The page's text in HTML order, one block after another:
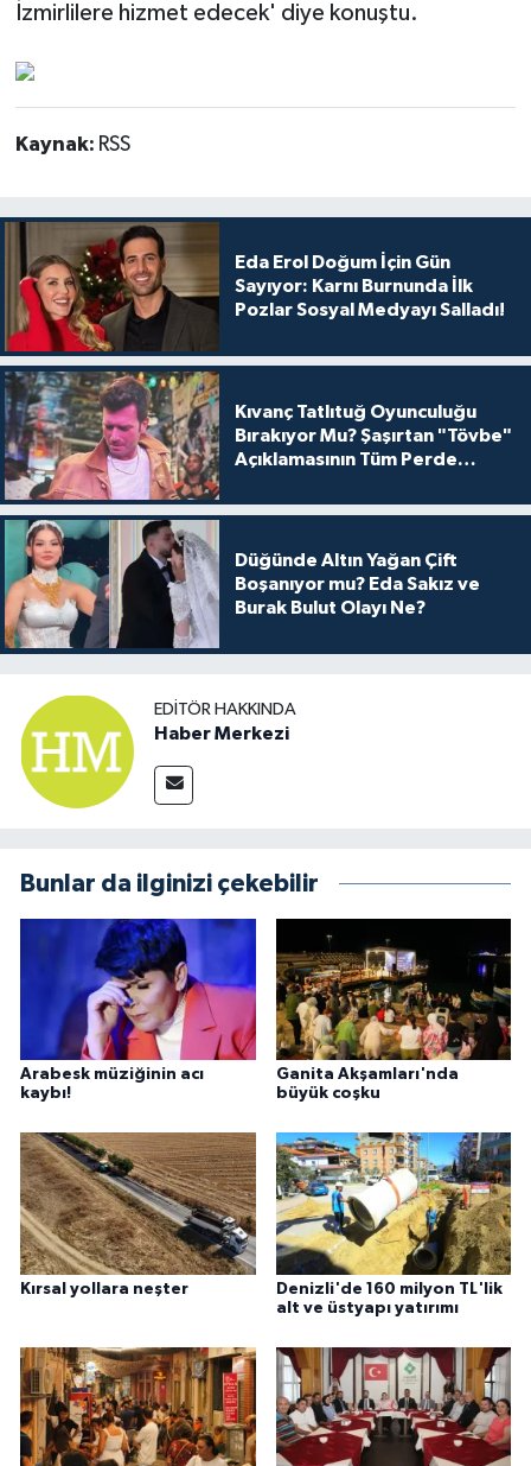
İzmirlilere hizmet edecek' diye konuştu.
Kaynak: RSS
Eda Erol Doğum İçin Gün
Sayıyor: Karnı Burnunda İlk
Pozlar Sosyal Medyayı Salladı!
Kıvanç Tatlıtuğ Oyunculuğu
Bırakıyor Mu? Şaşırtan "Tövbe"
Açıklamasının Tüm Perde
Düğünde Altın Yağan Çift
Boşanıyor mu? Eda Sakız ve
Burak Bulut Olayı Ne?
EDITÖR HAKKINDA
Haber Merkezi
Bunlar da ilginizi çekebilir
Arabesk müziğinin acı
kaybı!
Ganita Akşamları'nda
büyük coşku
Kırsal yollara neşter
Denizli'de 160 milyon TL'lik
alt ve üstyapı yatırımı